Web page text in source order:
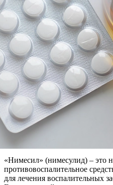
«Нимесил» (нимесулид) – это
противовоспалительное
для лечения воспалительных